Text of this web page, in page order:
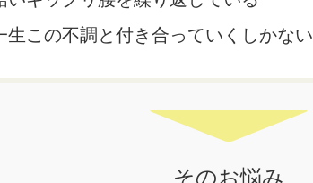
生この不調と付き合っていくしかな
そのお悩み